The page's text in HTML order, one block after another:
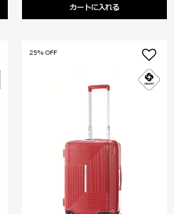
カートに入れる
25% OFF